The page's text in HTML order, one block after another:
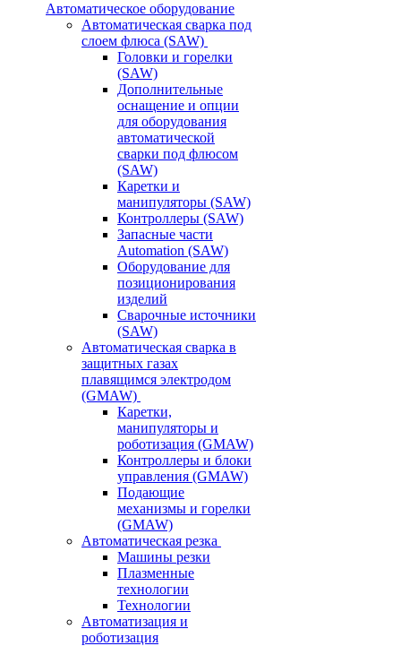
Автоматическое оборудование
Автоматическая сварка под
слоем флюса (SAW)
Головки и горелки
(SAW)
Дополнительные
оснащение и опции
для оборудования
автоматической
сварки под флюсом
(SAW)
Каретки и
манипуляторы (SAW)
Контроллеры (SAW)
Запасные части
Automation (SAW)
Оборудование для
позиционирования
изделий
Сварочные источники
(SAW)
Автоматическая сварка в
защитных газах
плавящимся электродом
(GMAW)
Каретки,
манипуляторы и
роботизация (GMAW)
Контроллеры и блоки
управления (GMAW)
Подающие
механизмы и горелки
(GMAW)
Автоматическая резка
Машины резки
Плазменные
технологии
Технологии
Автоматизация и
роботизация